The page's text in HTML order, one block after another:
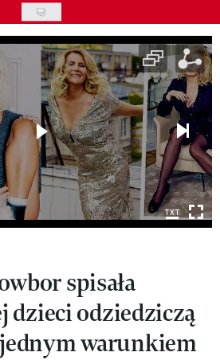
spisała
dzieci odziedziczą
warunkiem